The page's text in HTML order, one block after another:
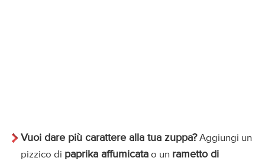
Vuoi dare più carattere alla tua zuppa?Aggiungi un
pizzico di paprika affumicata o un rametto di